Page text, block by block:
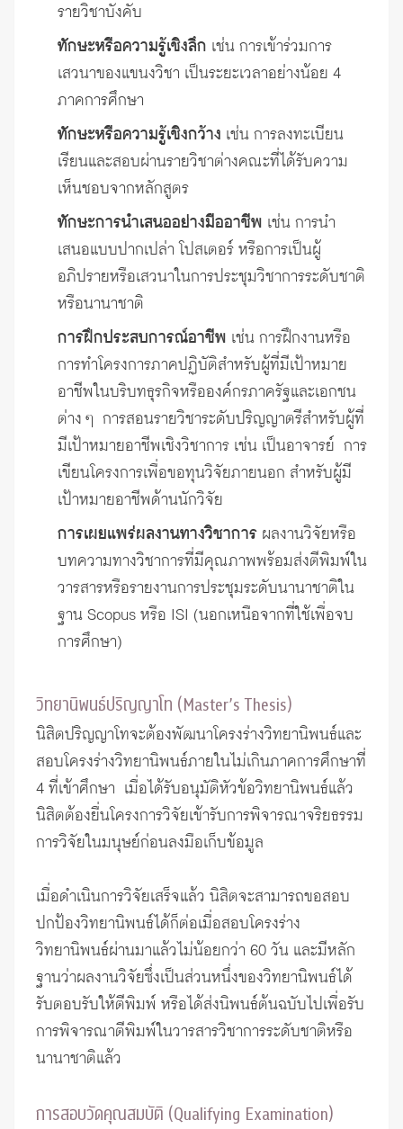
รายวิชาบังคับ
ทักษะหรือความรู้เชิงลึก เช่น การเข้าร่วมการ
เสวนาของแขนงวิชา เป็นระยะเวลาอย่างน้อย 4
ภาคการศึกษา
ทักษะหรือความรู้เชิงกว้าง เช่น การลงทะเบียน
เรียนและสอบผ่านรายวิชาต่างคณะที่ได้รับความ
เห็นชอบจากหลักสูตร
ทักษะการนำเสนออย่างมืออาชีพ เช่น การนำ
เสนอแบบปากเปล่า โปสเตอร์ หรือการเป็นผู้
อภิปรายหรือเสวนาในการประชุมวิชาการระดับชาติ
หรือนานาชาติ
การฝึกประสบการณ์อาชีพ เช่น การฝึกงานหรือ
การทำโครงการภาคปฏิบัติสำหรับผู้ที่มีเป้าหมาย
อาชีพในบริบทธุรกิจหรือองค์กรภาครัฐและเอกชน
ต่าง ๆ การสอนรายวิชาระดับปริญญาตรีสำหรับผู้ที่
มีเป้าหมายอาชีพเชิงวิชาการ เช่น เป็นอาจารย์ การ
เขียนโครงการเพื่อขอทุนวิจัยภายนอก สำหรับผู้มี
เป้าหมายอาชีพด้านนักวิจัย
การเผยแพร่ผลงานทางวิชาการ ผลงานวิจัยหรือ
บทความทางวิชาการที่มีคุณภาพพร้อมส่งตีพิมพ์ใน
วารสารหรือรายงานการประชุมระดับนานาชาติใน
ฐาน Scopus หรือ ISI (นอกเหนือจากที่ใช้เพื่อจบ
การศึกษา)
วิทยานิพนธ์ปริญญาโท (Master’s Thesis)
นิสิตปริญญาโทจะต้องพัฒนาโครงร่างวิทยานิพนธ์และ
สอบโครงร่างวิทยานิพนธ์ภายในไม่เกินภาคการศึกษาที่
4 ที่เข้าศึกษา เมื่อได้รับอนุมัติหัวข้อวิทยานิพนธ์แล้ว
นิสิตต้องยื่นโครงการวิจัยเข้ารับการพิจารณาจริยธรรม
การวิจัยในมนุษย์ก่อนลงมือเก็บข้อมูล
เมื่อดำเนินการวิจัยเสร็จแล้ว นิสิตจะสามารถขอสอบ
ปกป้องวิทยานิพนธ์ได้ก็ต่อเมื่อสอบโครงร่าง
วิทยานิพนธ์ผ่านมาแล้วไม่น้อยกว่า 60 วัน และมีหลัก
ฐานว่าผลงานวิจัยซึ่งเป็นส่วนหนึ่งของวิทยานิพนธ์ได้
รับตอบรับให้ตีพิมพ์ หรือได้ส่งนิพนธ์ต้นฉบับไปเพื่อรับ
การพิจารณาตีพิมพ์ในวารสารวิชาการระดับชาติหรือ
นานาชาติแล้ว
การสอบวัดคุณสมบัติ (Qualifying Examination)